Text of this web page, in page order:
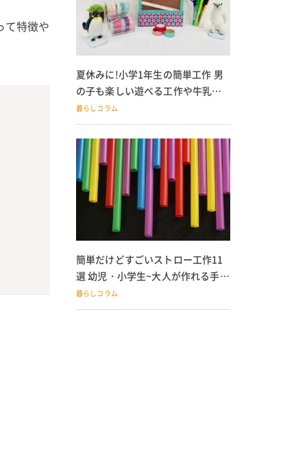
て特徴や
夏休みに!小学1年生の簡単工作 男
の子も楽しい遊べる工作や牛乳パ
ック貯金箱も
暮らしコラム
簡単だけどすごいストロー工作11
選 幼児・小学生~大人が作れる手作
りおもちゃ
暮らしコラム